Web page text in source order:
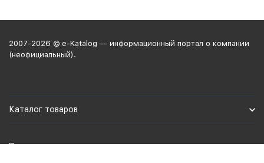
2007-2026 © e-Katalog — информационный портал о компании
(неофициальный).
Каталог товаров
Политика персональных данных